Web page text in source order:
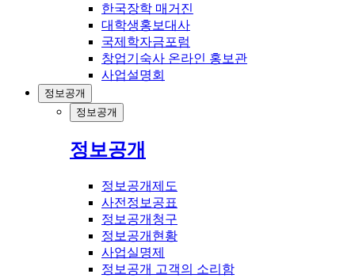
한국장학 매거진
대학생홍보대사
국제학자금포럼
창업기숙사 온라인 홍보관
사업설명회
정보공개
정보공개
정보공개
정보공개제도
사전정보공표
정보공개청구
정보공개현황
사업실명제
정보공개 고객의 소리함